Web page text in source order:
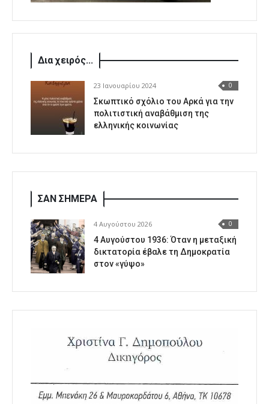
Δια χειρός...
23 Ιανουαρίου 2024 0
Σκωπτικό σχόλιο του Αρκά για την
πολιτιστική αναβάθμιση της
ελληνικής κοινωνίας
ΣΑΝ ΣΗΜΕΡΑ
4 Αυγούστου 2026 0
4 Αυγούστου 1936: Όταν η μεταξική
δικτατορία έβαλε τη Δημοκρατία
στον «γύψο»